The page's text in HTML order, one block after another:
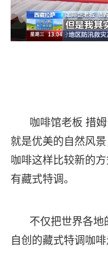
咖啡馆老板 措
就是优美的自然风
咖啡这样比较新的
有藏式特调。
不仅把世界各地
自创的藏式特调咖啡